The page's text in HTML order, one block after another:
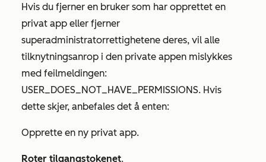
Hvis du fjerner en bruker som har opprettet en
privat app eller fjerner
superadministratorrettighetene deres, vil alle
tilknytningsanrop i den private appen mislykkes
med feilmeldingen:
USER_DOES_NOT_HAVE_PERMISSIONS. Hvis
dette skjer, anbefales det å enten:
Opprette en ny privat app.
Roter tilgangstokenet.